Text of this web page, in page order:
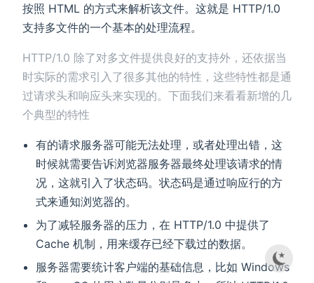
按照 HTML 的方式来解析该文件。这就是 HTTP/1.0
支持多文件的一个基本的处理流程。
HTTP/1.0 除了对多文件提供良好的支持外，还依据当
时实际的需求引入了很多其他的特性，这些特性都是通
过请求头和响应头来实现的。下面我们来看看新增的几
个典型的特性
有的请求服务器可能无法处理，或者处理出错，这
时候就需要告诉浏览器服务器最终处理该请求的情
况，这就引入了状态码。状态码是通过响应行的方
式来通知浏览器的。
为了减轻服务器的压力，在 HTTP/1.0 中提供了
Cache 机制，用来缓存已经下载过的数据。
服务器需要统计客户端的基础信息，比如 Windows